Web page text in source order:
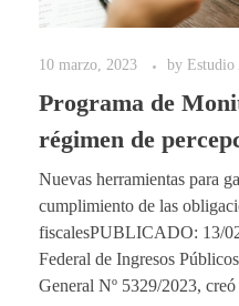
10 marzo, 2023 by
Programa de
régimen de
Nuevas herramientas para
cumplimiento de las
fiscalesPUBLICADO: 13/
Federal de Ingresos
General Nº 5329/2023,